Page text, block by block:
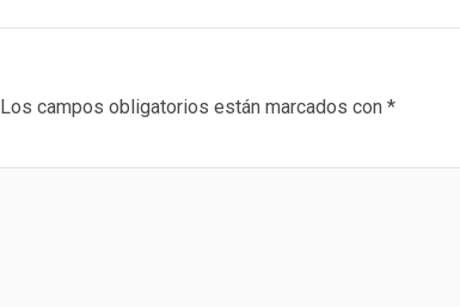
Los campos obligatorios están marcados con *